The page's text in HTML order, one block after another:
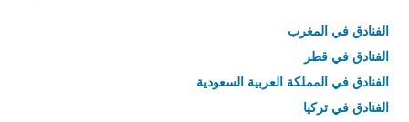
الفنادق في المغرب
الفنادق في قطر
الفنادق في المملكة العربية السعودية
الفنادق في تركيا